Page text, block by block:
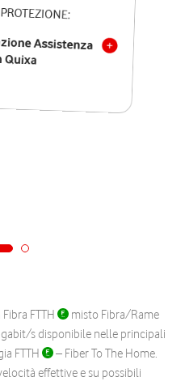
Assistenza
Quixa
FTTH
misto Fibra/Rame
s disponibile nelle principali
FTTH
– Fiber To The Home.
effettive e su possibili